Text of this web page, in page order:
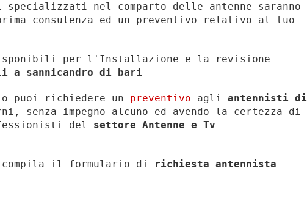
nel comparto delle antenne saranno
consulenza ed un preventivo relativo al tuo
per l'Installazione e la revisione
a sannicandro di bari
puoi richiedere un preventivo agli antennisti di
senza impegno alcuno ed avendo la certezza di
del settore Antenne e Tv
compila il formulario di
richiesta antennista